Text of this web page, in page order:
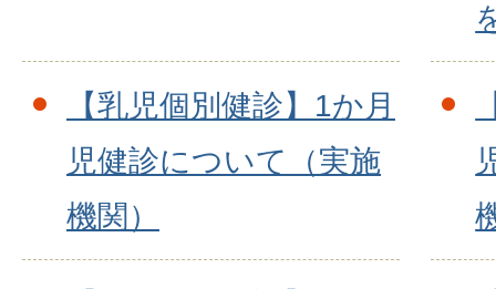
【乳児個別健診】1か月
児健診について（実施
機関）